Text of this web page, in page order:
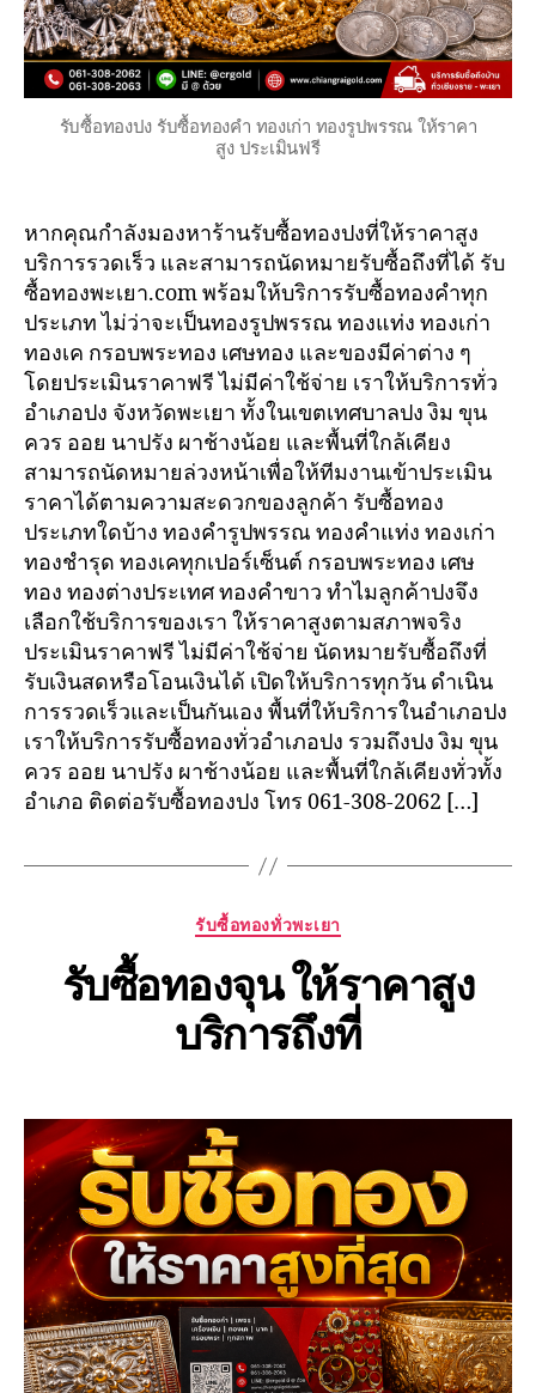
รับซื้อทองปง รับซื้อทองคำ ทองเก่า ทองรูปพรรณ ให้ราคา
สูง ประเมินฟรี
หากคุณกำลังมองหาร้านรับซื้อทองปงที่ให้ราคาสูง
บริการรวดเร็ว และสามารถนัดหมายรับซื้อถึงที่ได้ รับ
ซื้อทองพะเยา.com พร้อมให้บริการรับซื้อทองคำทุก
ประเภท ไม่ว่าจะเป็นทองรูปพรรณ ทองแท่ง ทองเก่า
ทองเค กรอบพระทอง เศษทอง และของมีค่าต่าง ๆ
โดยประเมินราคาฟรี ไม่มีค่าใช้จ่าย เราให้บริการทั่ว
อำเภอปง จังหวัดพะเยา ทั้งในเขตเทศบาลปง งิม ขุน
ควร ออย นาปรัง ผาช้างน้อย และพื้นที่ใกล้เคียง
สามารถนัดหมายล่วงหน้าเพื่อให้ทีมงานเข้าประเมิน
ราคาได้ตามความสะดวกของลูกค้า รับซื้อทอง
ประเภทใดบ้าง ทองคำรูปพรรณ ทองคำแท่ง ทองเก่า
ทองชำรุด ทองเคทุกเปอร์เซ็นต์ กรอบพระทอง เศษ
ทอง ทองต่างประเทศ ทองคำขาว ทำไมลูกค้าปงจึง
เลือกใช้บริการของเรา ให้ราคาสูงตามสภาพจริง
ประเมินราคาฟรี ไม่มีค่าใช้จ่าย นัดหมายรับซื้อถึงที่
รับเงินสดหรือโอนเงินได้ เปิดให้บริการทุกวัน ดำเนิน
การรวดเร็วและเป็นกันเอง พื้นที่ให้บริการในอำเภอปง
เราให้บริการรับซื้อทองทั่วอำเภอปง รวมถึงปง งิม ขุน
ควร ออย นาปรัง ผาช้างน้อย และพื้นที่ใกล้เคียงทั่วทั้ง
อำเภอ ติดต่อรับซื้อทองปง โทร 061-308-2062 […]
Categories
รับซื้อทองทั่วพะเยา
รับซื้อทองจุน ให้ราคาสูง
บริการถึงที่